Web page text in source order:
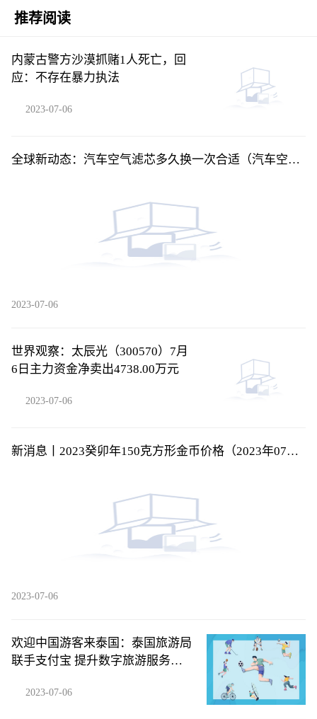
推荐阅读
内蒙古警方沙漠抓赌1人死亡，回
应：不存在暴力执法
2023-07-06
全球新动态：汽车空气滤芯多久换一次合适（汽车空气
2023-07-06
世界观察：太辰光（300570）7月
6日主力资金净卖出4738.00万元
2023-07-06
新消息丨2023癸卯年150克方形金币价格（2023年07月
2023-07-06
欢迎中国游客来泰国：泰国旅游局
联手支付宝 提升数字旅游服务体
2023-07-06